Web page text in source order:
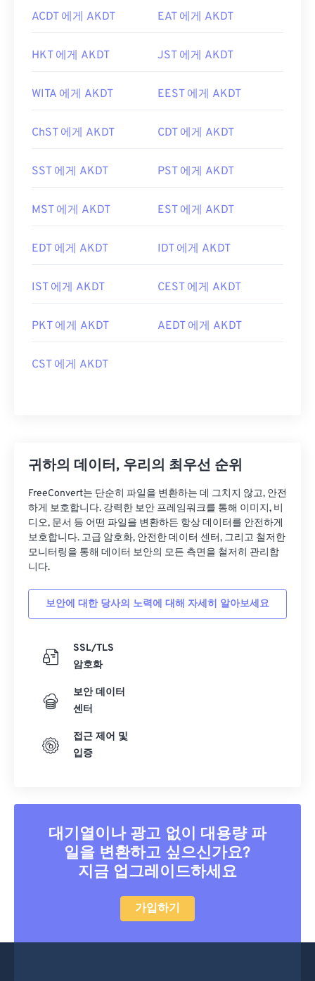
ACDT 에게 AKDT EAT 에게 AKDT
HKT 에게 AKDT JST 에게 AKDT
WITA 에게 AKDT EEST 에게 AKDT
ChST 에게 AKDT CDT 에게 AKDT
SST 에게 AKDT PST 에게 AKDT
MST 에게 AKDT EST 에게 AKDT
EDT 에게 AKDT IDT 에게 AKDT
IST 에게 AKDT CEST 에게 AKDT
PKT 에게 AKDT AEDT 에게 AKDT
CST 에게 AKDT
귀하의 데이터, 우리의 최우선 순위
FreeConvert는 단순히 파일을 변환하는 데 그치지 않고, 안전
하게 보호합니다. 강력한 보안 프레임워크를 통해 이미지, 비
디오, 문서 등 어떤 파일을 변환하든 항상 데이터를 안전하게
보호합니다. 고급 암호화, 안전한 데이터 센터, 그리고 철저한
모니터링을 통해 데이터 보안의 모든 측면을 철저히 관리합
니다.
보안에 대한 당사의 노력에 대해 자세히 알아보세요
SSL/TLS
암호화
보안 데이터
센터
접근 제어 및
입증
대기열이나 광고 없이 대용량 파
일을 변환하고 싶으신가요?
지금 업그레이드하세요
가입하기